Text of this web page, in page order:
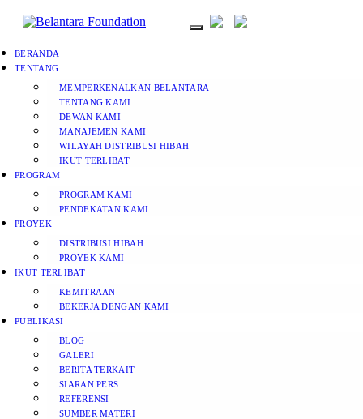
BERANDA
TENTANG
MEMPERKENALKAN BELANTARA
TENTANG KAMI
DEWAN KAMI
MANAJEMEN KAMI
WILAYAH DISTRIBUSI HIBAH
IKUT TERLIBAT
PROGRAM
PROGRAM KAMI
PENDEKATAN KAMI
PROYEK
DISTRIBUSI HIBAH
PROYEK KAMI
IKUT TERLIBAT
KEMITRAAN
BEKERJA DENGAN KAMI
PUBLIKASI
BLOG
GALERI
BERITA TERKAIT
SIARAN PERS
REFERENSI
SUMBER MATERI